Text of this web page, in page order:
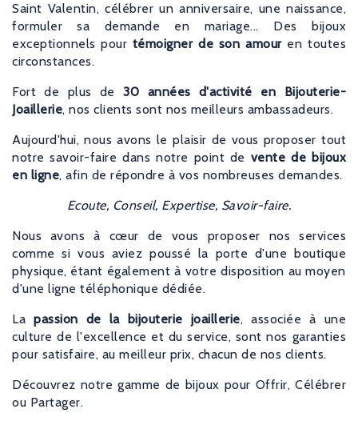
Saint Valentin, célébrer un anniversaire, une naissance,
formuler sa demande en mariage... Des bijoux
exceptionnels pour témoigner de son amouren toutes
circonstances.
Fort de plus de30 années d'activité en Bijouterie-
Joaillerie, nos clients sont nos meilleurs ambassadeurs.
Aujourd'hui, nous avons le plaisir de vous proposer tout
notre savoir-faire dans notre point de vente de bijoux
en ligne, afin de répondre à vos nombreuses demandes.
Ecoute, Conseil, Expertise, Savoir-faire.
Nous avons à cœur de vous proposer nos services
comme si vous aviez poussé la porte d'une boutique
physique, étant également à votre disposition au moyen
d'une ligne téléphonique dédiée.
La passion de la bijouterie joaillerie, associée à une
culture de l'excellence et du service, sont nos garanties
pour satisfaire, au meilleur prix, chacun de nos clients.
Découvrez notre gamme de bijoux pour Offrir, Célébrer
ou Partager.